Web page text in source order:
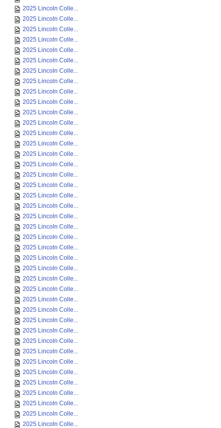
2025 Lincoln Colle...
2025 Lincoln Colle...
2025 Lincoln Colle...
2025 Lincoln Colle...
2025 Lincoln Colle...
2025 Lincoln Colle...
2025 Lincoln Colle...
2025 Lincoln Colle...
2025 Lincoln Colle...
2025 Lincoln Colle...
2025 Lincoln Colle...
2025 Lincoln Colle...
2025 Lincoln Colle...
2025 Lincoln Colle...
2025 Lincoln Colle...
2025 Lincoln Colle...
2025 Lincoln Colle...
2025 Lincoln Colle...
2025 Lincoln Colle...
2025 Lincoln Colle...
2025 Lincoln Colle...
2025 Lincoln Colle...
2025 Lincoln Colle...
2025 Lincoln Colle...
2025 Lincoln Colle...
2025 Lincoln Colle...
2025 Lincoln Colle...
2025 Lincoln Colle...
2025 Lincoln Colle...
2025 Lincoln Colle...
2025 Lincoln Colle...
2025 Lincoln Colle...
2025 Lincoln Colle...
2025 Lincoln Colle...
2025 Lincoln Colle...
2025 Lincoln Colle...
2025 Lincoln Colle...
2025 Lincoln Colle...
2025 Lincoln Colle...
2025 Lincoln Colle...
2025 Lincoln Colle...